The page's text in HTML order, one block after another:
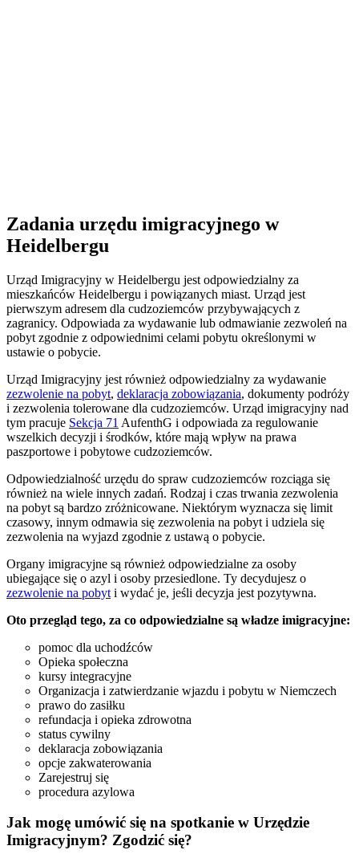
Zadania urzędu imigracyjnego w
Heidelbergu
Urząd Imigracyjny w Heidelbergu jest odpowiedzialny za
mieszkańców Heidelbergu i powiązanych miast. Urząd jest
pierwszym adresem dla cudzoziemców przybywających z
zagranicy. Odpowiada za wydawanie lub odmawianie zezwoleń na
pobyt zgodnie z odpowiednimi celami pobytu określonymi w
ustawie o pobycie.
Urząd Imigracyjny jest również odpowiedzialny za wydawanie
zezwolenie na pobyt, deklaracja zobowiązania, dokumenty podróży
i zezwolenia tolerowane dla cudzoziemców. Urząd imigracyjny nad
tym pracuje Sekcja 71 AufenthG i odpowiada za regulowanie
wszelkich decyzji i środków, które mają wpływ na prawa
paszportowe i pobytowe cudzoziemców.
Odpowiedzialność urzędu do spraw cudzoziemców rozciąga się
również na wiele innych zadań. Rodzaj i czas trwania zezwolenia
na pobyt są bardzo zróżnicowane. Niektórym wyznacza się limit
czasowy, innym odmawia się zezwolenia na pobyt i udziela się
zezwolenia na wyjazd zgodnie z ustawą o pobycie.
Organy imigracyjne są również odpowiedzialne za osoby
ubiegające się o azyl i osoby przesiedlone. Ty decydujesz o
zezwolenie na pobyt i wydać je, jeśli decyzja jest pozytywna.
Oto przegląd tego, za co odpowiedzialne są władze imigracyjne:
pomoc dla uchodźców
Opieka społeczna
kursy integracyjne
Organizacja i zatwierdzanie wjazdu i pobytu w Niemczech
prawo do zasiłku
refundacja i opieka zdrowotna
status cywilny
deklaracja zobowiązania
opcje zakwaterowania
Zarejestruj się
procedura azylowa
Jak mogę umówić się na spotkanie w Urzędzie
Imigracyjnym? Zgodzić się?